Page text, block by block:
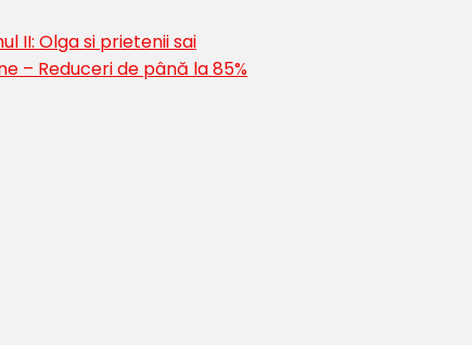
II: Olga si prietenii sai
– Reduceri de până la 85%